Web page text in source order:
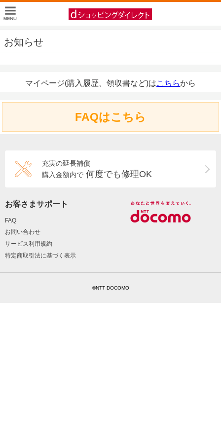
お知らせ
マイページ(購入履歴、領収書など)はこちらから
FAQはこちら
充実の延長補償
購入金額内で 何度でも修理OK
お客さまサポート
FAQ
お問い合わせ
サービス利用規約
特定商取引法に基づく表示
©NTT DOCOMO